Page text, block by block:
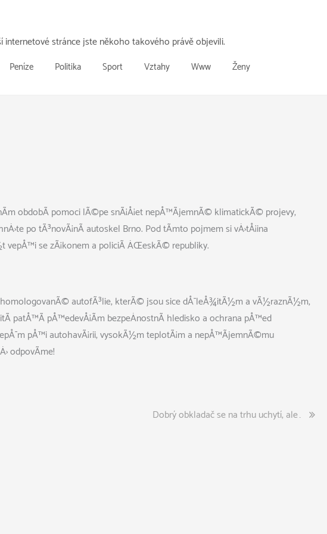
stránce jste někoho takového právě objevili.
Peníze Politika Sport Vztahy Www Ženy
obdobÃ­ pomoci lÃ©pe snÃ¡Å¡et nepÅ™Ã­jemnÃ© klimatickÃ© projevy,
potÃ³novÃ¡nÃ­ autoskel Brno. Pod tÃ­mto pojmem si vÄ›tÅ¡ina
vepÅ™i se zÃ¡konem a policiÃ­ ÄŒeskÃ© republiky.
homologovanÃ© autofÃ³lie, kterÃ© jsou sice dÅ¯leÅ¾itÃ½m a vÃ½raznÃ½m,
patÅ™Ã­ pÅ™edevÅ¡Ã­m bezpeÄnostnÃ­ hledisko a ochrana pÅ™ed
pÅ™i autohavÃ¡rii, vysokÃ½m teplotÃ¡m a nepÅ™Ã­jemnÃ©mu
odpovÃ­me!
Dobrý obkladač se na trhu uchytí, ale…